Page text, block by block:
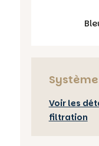
Voir les
filtration